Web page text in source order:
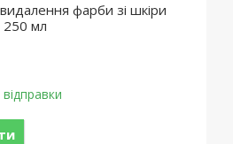
фарби зі шкіри
250 мл